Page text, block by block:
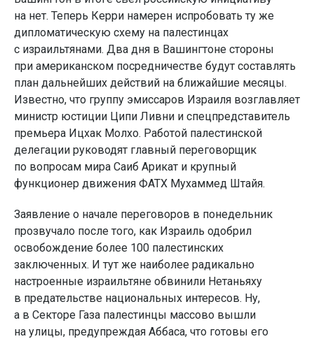
на нет. Теперь Керри намерен испробовать ту же
дипломатическую схему на палестинцах
с израильтянами. Два дня в Вашингтоне стороны
при американском посредничестве будут составлять
план дальнейших действий на ближайшие месяцы.
Известно, что группу эмиссаров Израиля возглавляет
министр юстиции Ципи Ливни и спецпредставитель
премьера Ицхак Молхо. Работой палестинской
делегации руководят главный переговорщик
по вопросам мира Саиб Арикат и крупный
функционер движения ФАТХ Мухаммед Штайя.
Заявление о начале переговоров в понедельник
прозвучало после того, как Израиль одобрил
освобождение более 100 палестинских
заключенных. И тут же наиболее радикально
настроенные израильтяне обвинили Нетаньяху
в предательстве национальных интересов. Ну,
а в Секторе Газа палестинцы массово вышли
на улицы, предупреждая Аббаса, что готовы его